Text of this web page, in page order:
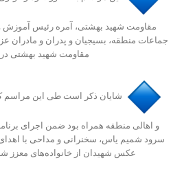
مقاومت شهید بهشتی، آمره رئیس آموزش
جماعات منطقه، بسیجیان و پدران و مادران
مقاومت شهید بهشتی
️شایان ذکر است طی این مراسم که
و اهالی منطقه همراه بود ضمن اجرای
سرود شمیم یاس، سخنرانی و مداحی با
عکس شهیدان از خانواده‌های معزز